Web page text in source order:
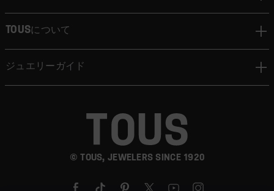
© TOUS, JEWELERS SINCE 1920
TOUSについて
ジュエリーガイド